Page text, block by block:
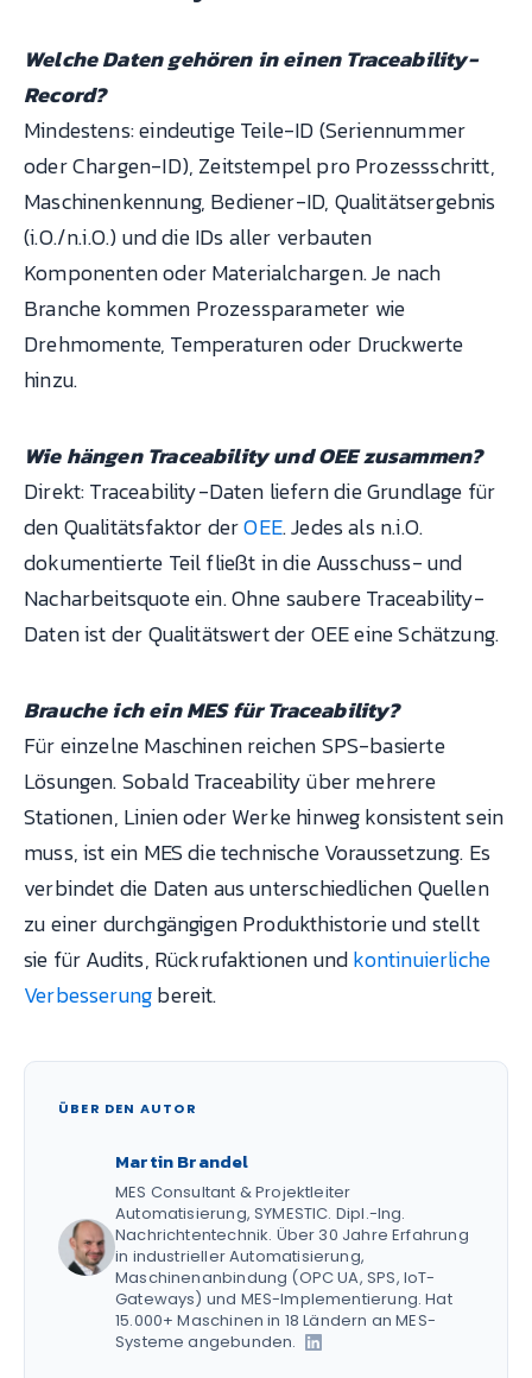
Welche Daten gehören in einen Traceability-
Record?
Mindestens: eindeutige Teile-ID (Seriennummer
oder Chargen-ID), Zeitstempel pro Prozessschritt,
Maschinenkennung, Bediener-ID, Qualitätsergebnis
(i.O./n.i.O.) und die IDs aller verbauten
Komponenten oder Materialchargen. Je nach
Branche kommen Prozessparameter wie
Drehmomente, Temperaturen oder Druckwerte
hinzu.
Wie hängen Traceability und OEE zusammen?
Direkt: Traceability-Daten liefern die Grundlage für
den Qualitätsfaktor derOEE. Jedes als n.i.O.
dokumentierte Teil fließt in die Ausschuss- und
Nacharbeitsquote ein. Ohne saubere Traceability-
Daten ist der Qualitätswert der OEE eine Schätzung.
Brauche ich ein MES für Traceability?
Für einzelne Maschinen reichen SPS-basierte
Lösungen. Sobald Traceability über mehrere
Stationen, Linien oder Werke hinweg konsistent sein
muss, ist ein MES die technische Voraussetzung. Es
verbindet die Daten aus unterschiedlichen Quellen
zu einer durchgängigen Produkthistorie und stellt
sie für Audits, Rückrufaktionen undkontinuierliche
Verbesserungbereit.
ÜBER DEN AUTOR
Martin Brandel
MES Consultant & Projektleiter
Automatisierung, SYMESTIC. Dipl.-Ing.
Nachrichtentechnik. Über 30 Jahre Erfahrung
in industrieller Automatisierung,
Maschinenanbindung (OPC UA, SPS, IoT-
Gateways) und MES-Implementierung. Hat
15.000+ Maschinen in 18 Ländern an MES-
Systeme angebunden.